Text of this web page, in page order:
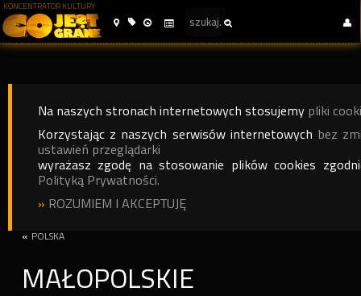
KONCENTRATOR KULTURY
Na naszych stronach internetowych stosujemy pliki
Korzystając z naszych serwisów internetowych bez
ustawień przeglądarki
wyrażasz zgodę na stosowanie plików cookies
Polityką Prywatności.
» ROZUMIEM I AKCEPTUJĘ
« POLSKA
MAŁOPOLSKIE